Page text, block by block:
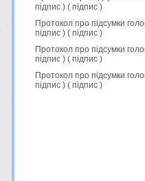
підпис ) ( підпис )
Протокол про підсумки
підпис ) ( підпис )
Протокол про підсумки
підпис ) ( підпис )
Протокол про підсумки
підпис ) ( підпис )